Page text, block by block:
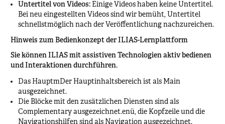
Untertitel von Videos:Einige Videos haben keine Untertitel.
Bei neu eingestellten Videos sind wir bemüht, Untertitel
schnellstmöglich nach der Veröffentlichung nachzureichen.
Hinweis zum Bedienkonzept der ILIAS-Lernplattform
Sie können ILIAS mit assistiven Technologien aktiv bedienen
und Interaktionen durchführen.
Das HauptmDer Hauptinhaltsbereich ist als Main
ausgezeichnet.
Die Blöcke mit den zusätzlichen Diensten sind als
Complementary ausgezeichnet.enü, die Kopfzeile und die
Navigationshilfen sind als Navigation ausgezeichnet.